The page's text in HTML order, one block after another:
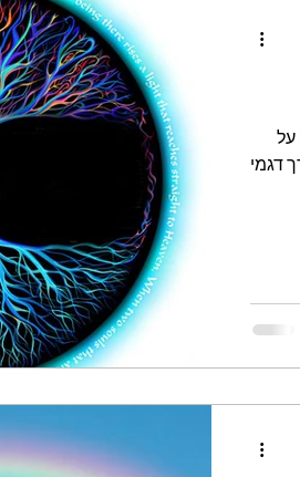
בדידות
על
היא דרך דגמי